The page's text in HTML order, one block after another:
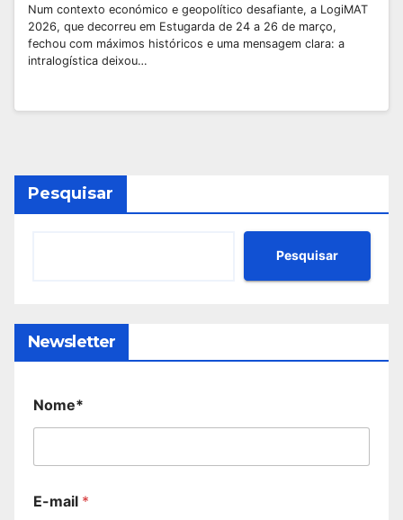
Num contexto económico e geopolítico desafiante, a LogiMAT
2026, que decorreu em Estugarda de 24 a 26 de março,
fechou com máximos históricos e uma mensagem clara: a
intralogística deixou…
Pesquisar
Pesquisar
Newsletter
Nome*
E-mail *